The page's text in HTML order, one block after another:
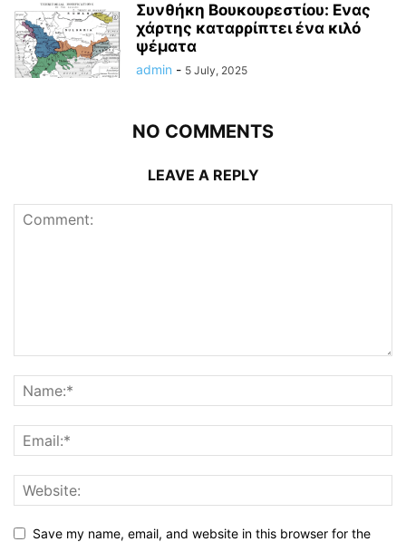
Συνθήκη Βουκουρεστίου: Ενας
χάρτης καταρρίπτει ένα κιλό
ψέματα
admin - 5 July, 2025
NO COMMENTS
LEAVE A REPLY
Save my name, email, and website in this browser for the